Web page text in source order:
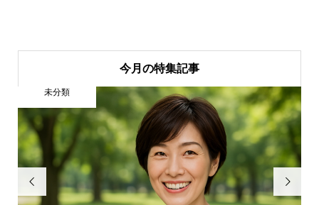
今月の特集記事

人間関係・愛のかた
